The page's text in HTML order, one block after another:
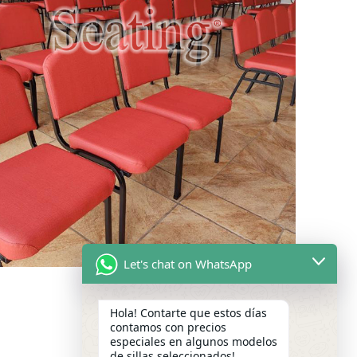
SILLAS DE ESPERA
Let's chat on WhatsApp
Hola! Contarte que estos días
contamos con precios
especiales en algunos modelos